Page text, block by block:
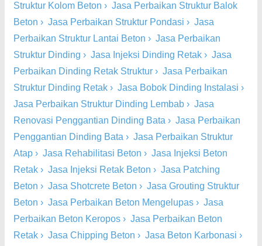
Struktur Kolom Beton › Jasa Perbaikan Struktur Balok
Beton › Jasa Perbaikan Struktur Pondasi › Jasa
Perbaikan Struktur Lantai Beton › Jasa Perbaikan
Struktur Dinding › Jasa Injeksi Dinding Retak › Jasa
Perbaikan Dinding Retak Struktur › Jasa Perbaikan
Struktur Dinding Retak › Jasa Bobok Dinding Instalasi ›
Jasa Perbaikan Struktur Dinding Lembab › Jasa
Renovasi Penggantian Dinding Bata › Jasa Perbaikan
Penggantian Dinding Bata › Jasa Perbaikan Struktur
Atap › Jasa Rehabilitasi Beton › Jasa Injeksi Beton
Retak › Jasa Injeksi Retak Beton › Jasa Patching
Beton › Jasa Shotcrete Beton › Jasa Grouting Struktur
Beton › Jasa Perbaikan Beton Mengelupas › Jasa
Perbaikan Beton Keropos › Jasa Perbaikan Beton
Retak › Jasa Chipping Beton › Jasa Beton Karbonasi ›